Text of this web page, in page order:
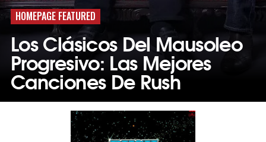
HOMEPAGE FEATURED
Los Clásicos Del Mausoleo
Progresivo: Las Mejores
Canciones De Rush